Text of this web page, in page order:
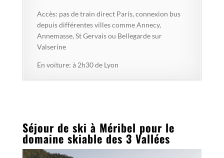
Accès: pas de train direct Paris, connexion bus
depuis différentes villes comme Annecy,
Annemasse, St Gervais ou Bellegarde sur
Valserine
En voiture: à 2h30 de Lyon
Séjour de ski à Méribel pour le
domaine skiable des 3 Vallées